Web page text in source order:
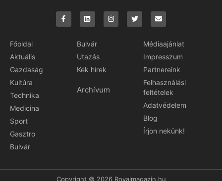
Főoldal
Aktuális
Gazdaság
Kultúra
Technika
Medicina
Sport
Gasztro
Bulvár
Bulvár
Utazás
Kék hírek
Archívum
Médiaajánlat
Impresszum
Partnereink
Felhasználási
feltételek
Adatvédelem
Blog
Írjon nekünk!
Copyright © 2026 Royalmagazin.hu